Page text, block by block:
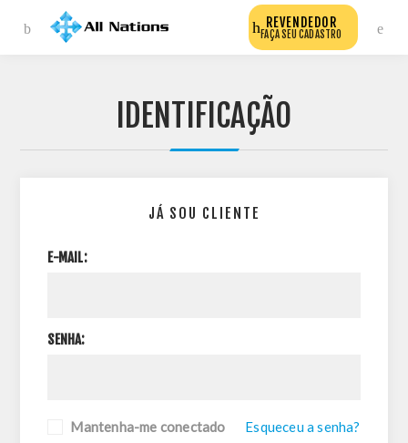
REVENDEDOR
FAÇA SEU CADASTRO
IDENTIFICAÇÃO
JÁ SOU CLIENTE
E-MAIL:
SENHA:
Mantenha-me conectado Esqueceu a senha?